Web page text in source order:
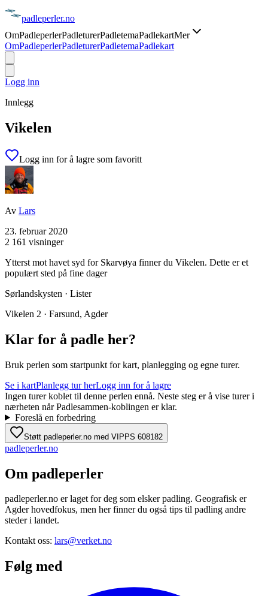
padleperler.no
OmPadleperlerPadleturerPadletemaPadlekartMer
OmPadleperlerPadleturerPadletemaPadlekart
Logg inn
Innlegg
Vikelen
Logg inn for å lagre som favoritt
Av Lars
23. februar 2020
2 161 visninger
Ytterst mot havet syd for Skarvøya finner du Vikelen. Dette er et
populært sted på fine dager
Sørlandskysten · Lister
Vikelen 2 · Farsund, Agder
Klar for å padle her?
Bruk perlen som startpunkt for kart, planlegging og egne turer.
Se i kartPlanlegg tur herLogg inn for å lagre
Ingen turer koblet til denne perlen ennå. Neste steg er å vise turer i
nærheten når Padlesammen-koblingen er klar.
Foreslå en forbedring
Støtt padleperler.no med VIPPS 608182
padleperler.no
Om padleperler
padleperler.no er laget for deg som elsker padling. Geografisk er
Agder hovedfokus, men her finner du også tips til padling andre
steder i landet.
Kontakt oss: lars@verket.no
Følg med